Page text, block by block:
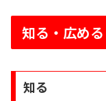
知る・広める
知る